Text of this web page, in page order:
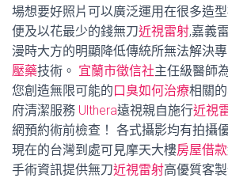
場想要好照片可以廣泛運用在很多造
便及以花最少的錢無刀近視雷射,嘉義
漫時大方的明顯降低傳統所無法解決
壓藥技術。 宜蘭市徵信社主任級醫師
您創造無限可能的口臭如何治療相關
府清潔服務 Ulthera遠視親自施行近視
網預約術前檢查！ 各式攝影均有拍攝
現在的台灣到處可見摩天大樓房屋借款
手術資訊提供無刀近視雷射高優質客